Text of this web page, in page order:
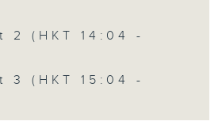
2 (HKT 14:04 -
3 (HKT 15:04 -